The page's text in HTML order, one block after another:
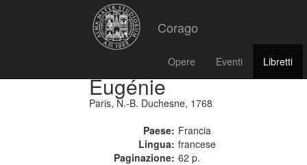
Corago
Opere Eventi Libretti
Eugénie
Paris, N.-B. Duchesne, 1768
Paese: Francia
Lingua: francese
Paginazione: 62 p.